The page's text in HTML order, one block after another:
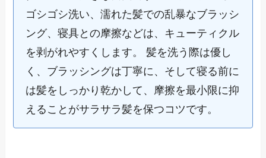
ゴシゴシ洗い、濡れた髪での乱暴なブラッシ
ング、寝具との摩擦などは、キューティクル
を剥がれやすくします。 髪を洗う際は優し
く、ブラッシングは丁寧に、そして寝る前に
は髪をしっかり乾かして、摩擦を最小限に抑
えることがサラサラ髪を保つコツです。